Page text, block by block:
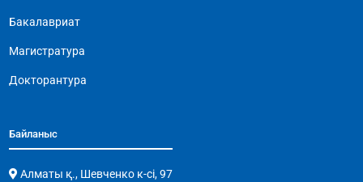
Бакалавриат
Магистратура
Докторантура
Байланыс
Алматы қ., Шевченко к-сі, 97